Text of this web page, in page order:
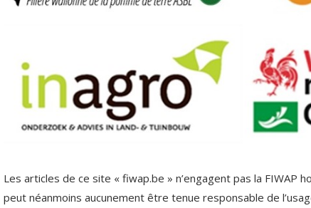
Les articles de ce site « fiwap.be » n’engagent pas la FIWAP
peut néanmoins aucunement être tenue responsable de